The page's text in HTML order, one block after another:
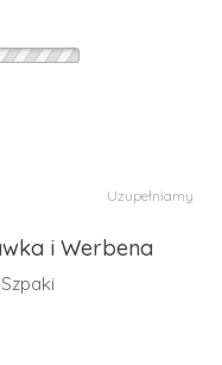
Uzupełniamy
i Werbena